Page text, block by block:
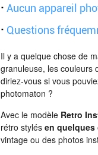
·Aucun appareil
· Questions
Il y a quelque chose de
granuleuse, les couleurs
diriez-vous si vous
photomaton ?
Avec le modèle Retro
rétro stylésen
vintage ou des photos